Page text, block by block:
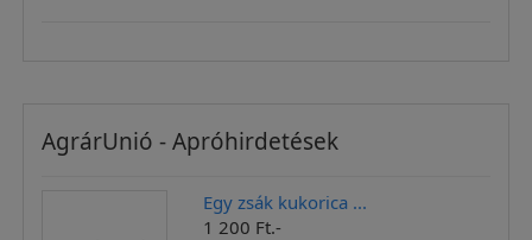
AgrárUnió - Apróhirdetések
Egy zsák kukorica ...
1 200 Ft.-